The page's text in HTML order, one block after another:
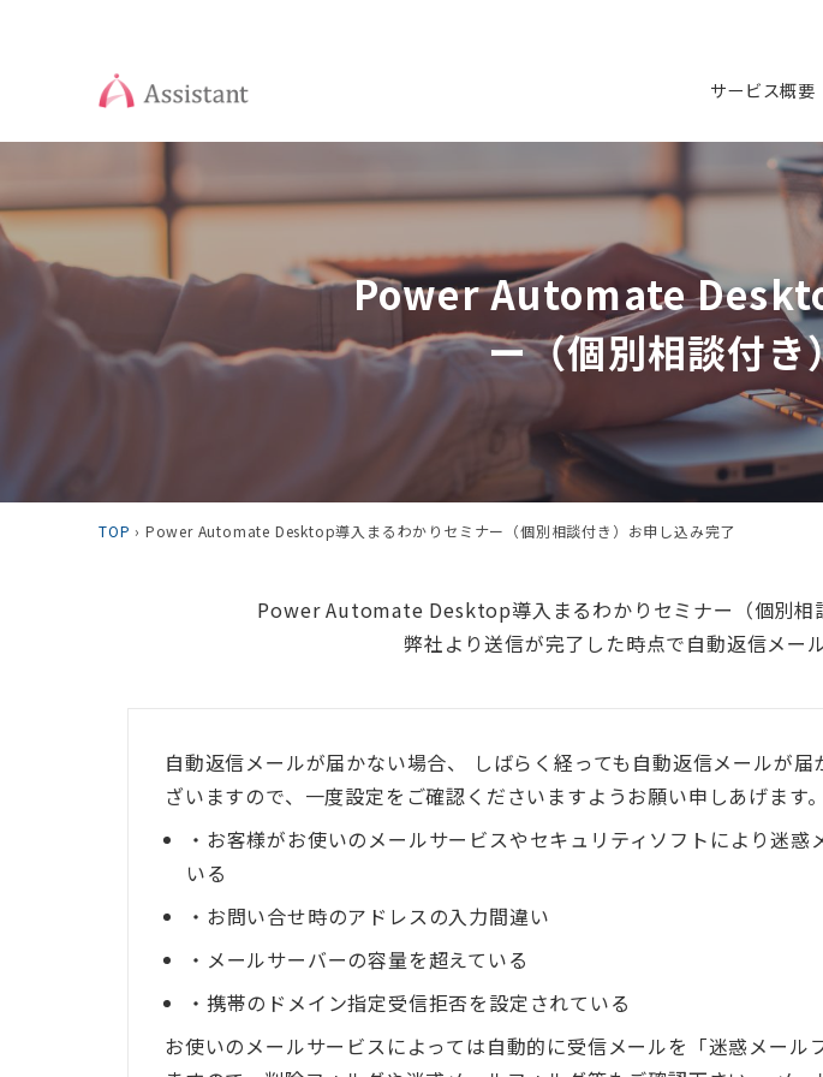
サービス概要
Power Automate
ー（個別相談付
TOP › Power Automate Desktop導入まるわかりセミナー（個別相談付き）お申し込み完了
Power Automate Desktop導入まるわかりセミナー（個別相
弊社より送信が完了した時点で自動返信メー
自動返信メールが届かない場合、 しばらく経っても自動返信メールが
ざいますので、一度設定をご確認くださいますようお願い申しあげます。
・お客様がお使いのメールサービスやセキュリティソフトにより迷
いる
・お問い合せ時のアドレスの入力間違い
・メールサーバーの容量を超えている
・携帯のドメイン指定受信拒否を設定されている
お使いのメールサービスによっては自動的に受信メールを「迷惑メー